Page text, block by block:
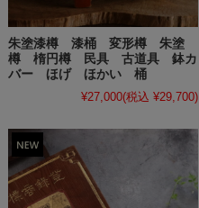
朱塗漆樽 漆桶 変形樽 朱塗
樽 楕円樽 民具 古道具 鉢カ
バー ほげ ほかい 桶
¥27,000(税込 ¥29,700)